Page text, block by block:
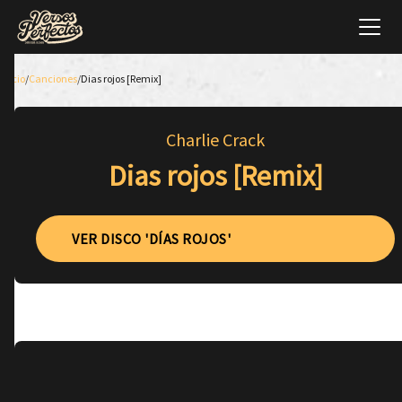
Inicio/Canciones/Dias rojos [Remix]
Charlie Crack
Dias rojos [Remix]
VER DISCO 'DÍAS ROJOS'